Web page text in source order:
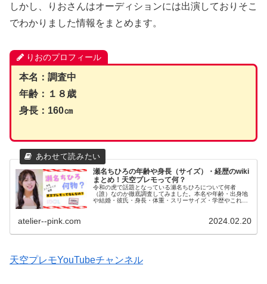
しかし、りおさんはオーディションには出演しておりそこ
でわかりました情報をまとめます。
りおのプロフィール
本名：調査中
年齢：１８歳
身長：160㎝
瀬名ちひろの年齢や身長（サイズ）・経歴のwiki
まとめ！天空プレモって何？
令和の虎で話題となっている瀬名ちひろについて何者
（誰）なのか徹底調査してみました。本名や年齢・出身地
や結婚・彼氏・身長・体重・スリーサイズ・学歴やこれま
atelier--pink.com 2024.02.20
天空プレモYouTubeチャンネル